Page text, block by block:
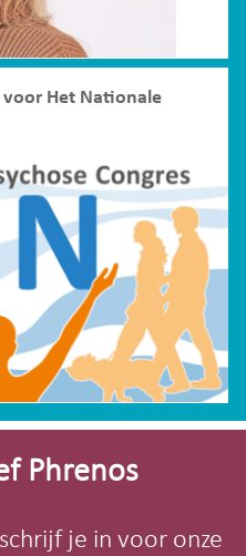
Het Nationale
Phrenos
je in voor onze